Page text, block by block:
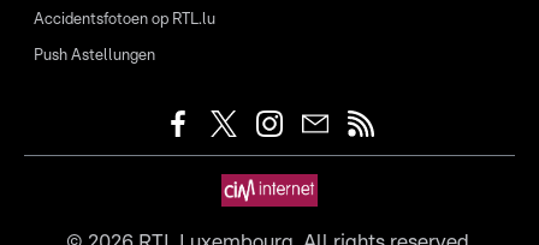
Accidentsfotoen op RTL.lu
Push Astellungen